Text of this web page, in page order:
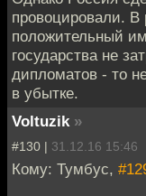
провоцировали. В
положительный
государства не
дипломатов - то
в убытке.
Voltuzik »
#130 | 31.12.16 15:46
Кому: Тумбус,